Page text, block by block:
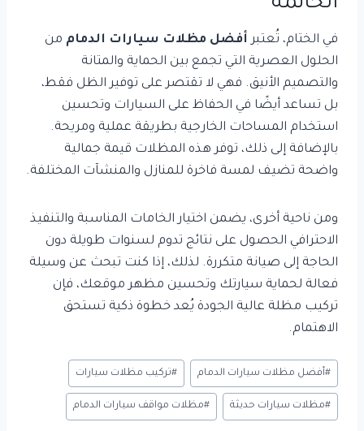
في الختام، تُعتبر أفضل مظلات سيارات الدمام من
الحلول العصرية التي تجمع بين الحماية والمتانة
والتصميم الأنيق. فهي لا تقتصر على توفير الظل فقط،
بل تساعد أيضًا في الحفاظ على السيارات وتحسين
استخدام المساحات الخارجية بطريقة عملية ومريحة.
بالإضافة إلى ذلك، توفر هذه المظلات قيمة جمالية
واضحة تضيف لمسة فاخرة للمنازل والمنشآت المختلفة.
ومن ناحية أخرى، يضمن اختيار الخامات المناسبة والتنفيذ
الاحترافي الحصول على نتائج تدوم لسنوات طويلة دون
الحاجة إلى صيانة متكررة. لذلك، إذا كنت تبحث عن وسيلة
فعالة لحماية سيارتك وتحسين مظهر موقعك، فإن
تركيب مظلة عالية الجودة يُعد خطوة ذكية تستحق
الاهتمام.
وسوم
المقال:
#أفضل مظلات سيارات الدمام #تركيب مظلات سيارات
#مظلات سيارات حديثة #مظلات مواقف سيارات الدمام